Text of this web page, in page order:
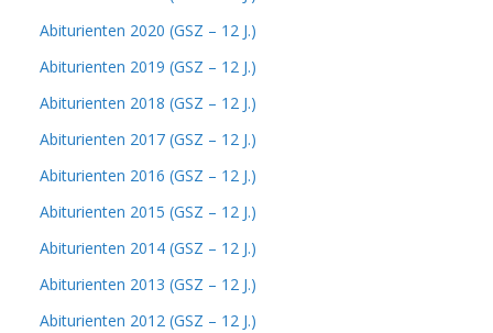
Abiturienten 2020 (GSZ – 12 J.)
Abiturienten 2019 (GSZ – 12 J.)
Abiturienten 2018 (GSZ – 12 J.)
Abiturienten 2017 (GSZ – 12 J.)
Abiturienten 2016 (GSZ – 12 J.)
Abiturienten 2015 (GSZ – 12 J.)
Abiturienten 2014 (GSZ – 12 J.)
Abiturienten 2013 (GSZ – 12 J.)
Abiturienten 2012 (GSZ – 12 J.)